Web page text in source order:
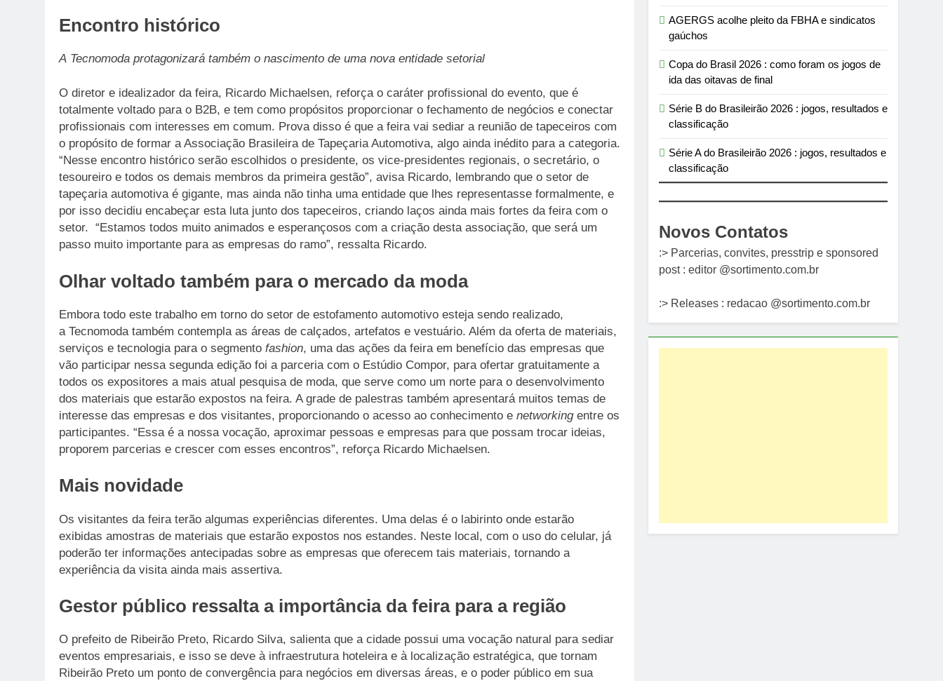
Encontro histórico
A Tecnomoda protagonizará também o nascimento de uma nova entidade setorial
O diretor e idealizador da feira, Ricardo Michaelsen, reforça o caráter profissional do evento, que é
totalmente voltado para o B2B, e tem como propósitos proporcionar o fechamento de negócios e conectar
profissionais com interesses em comum. Prova disso é que a feira vai sediar a reunião de tapeceiros com
o propósito de formar a Associação Brasileira de Tapeçaria Automotiva, algo ainda inédito para a categoria.
“Nesse encontro histórico serão escolhidos o presidente, os vice-presidentes regionais, o secretário, o
tesoureiro e todos os demais membros da primeira gestão”, avisa Ricardo, lembrando que o setor de
tapeçaria automotiva é gigante, mas ainda não tinha uma entidade que lhes representasse formalmente, e
por isso decidiu encabeçar esta luta junto dos tapeceiros, criando laços ainda mais fortes da feira com o
setor. “Estamos todos muito animados e esperançosos com a criação desta associação, que será um
passo muito importante para as empresas do ramo”, ressalta Ricardo.
Olhar voltado também para o mercado da moda
Embora todo este trabalho em torno do setor de estofamento automotivo esteja sendo realizado,
a Tecnomoda também contempla as áreas de calçados, artefatos e vestuário. Além da oferta de materiais,
serviços e tecnologia para o segmento fashion, uma das ações da feira em benefício das empresas que
vão participar nessa segunda edição foi a parceria com o Estúdio Compor, para ofertar gratuitamente a
todos os expositores a mais atual pesquisa de moda, que serve como um norte para o desenvolvimento
dos materiais que estarão expostos na feira. A grade de palestras também apresentará muitos temas de
interesse das empresas e dos visitantes, proporcionando o acesso ao conhecimento e networkingentre os
participantes. “Essa é a nossa vocação, aproximar pessoas e empresas para que possam trocar ideias,
proporem parcerias e crescer com esses encontros”, reforça Ricardo Michaelsen.
Mais novidade
Os visitantes da feira terão algumas experiências diferentes. Uma delas é o labirinto onde estarão
exibidas amostras de materiais que estarão expostos nos estandes. Neste local, com o uso do celular, já
poderão ter informações antecipadas sobre as empresas que oferecem tais materiais, tornando a
experiência da visita ainda mais assertiva.
Gestor público ressalta a importância da feira para a região
O prefeito de Ribeirão Preto, Ricardo Silva, salienta que a cidade possui uma vocação natural para sediar
eventos empresariais, e isso se deve à infraestrutura hoteleira e à localização estratégica, que tornam
Ribeirão Preto um ponto de convergência para negócios em diversas áreas, e o poder público em sua
AGERGS acolhe pleito da FBHA e sindicatos
gaúchos
Copa do Brasil 2026 : como foram os jogos de
ida das oitavas de final
Série B do Brasileirão 2026 : jogos, resultados e
classificação
Série A do Brasileirão 2026 : jogos, resultados e
classificação
Novos Contatos
:> Parcerias, convites, presstrip e sponsored
post : editor @sortimento.com.br
:> Releases : redacao @sortimento.com.br